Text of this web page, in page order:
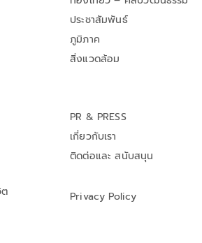
ประชาสัมพันธ์
ภูมิภาค
สิ่งแวดล้อม
PR & PRESS
เกี่ยวกับเรา
ติดต่อและ สนับสนุน
Privacy Policy